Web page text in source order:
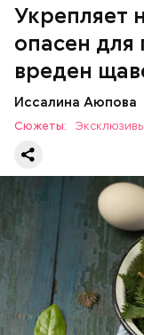
Укрепляет
опасен для
вреден
Иссалина Аюпова
Сюжеты:
— Если человек
болезнью,
артрите,
раздраженного
продукт тоже
предупредила
повышению
слизистые
По словам
кровь, поэтому
атеросклерозом.